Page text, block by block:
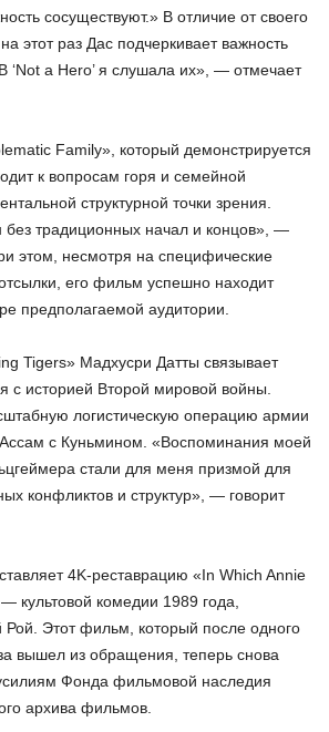
сосуществуют.» В отличие от своего
этот раз Дас подчеркивает важность
‘Not a Hero’ я слушала их», — отмечает
Family», который демонстрируется
к вопросам горя и семейной
структурной точки зрения.
без традиционных начал и концов», —
этом, несмотря на специфические
его фильм успешно находит
предполагаемой аудитории.
Tigers» Мадхусри Датты связывает
с историей Второй мировой войны.
логистическую операцию армии
с Куньмином. «Воспоминания моей
стали для меня призмой для
конфликтов и структур», — говорит
4K-реставрацию «In Which Annie
культовой комедии 1989 года,
Рой. Этот фильм, который после одного
вышел из обращения, теперь снова
Фонда фильмовой наследия
архива фильмов.